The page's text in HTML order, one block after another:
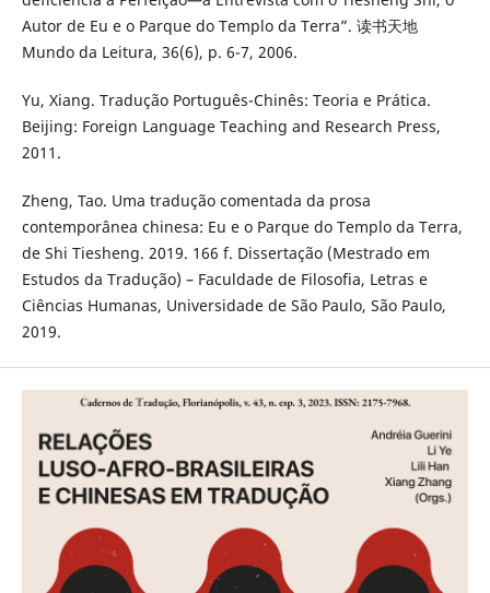
Autor de Eu e o Parque do Templo da Terra”. 读书天地
Mundo da Leitura, 36(6), p. 6-7, 2006.
Yu, Xiang. Tradução Português-Chinês: Teoria e Prática.
Beijing: Foreign Language Teaching and Research Press,
2011.
Zheng, Tao. Uma tradução comentada da prosa
contemporânea chinesa: Eu e o Parque do Templo da Terra,
de Shi Tiesheng. 2019. 166 f. Dissertação (Mestrado em
Estudos da Tradução) – Faculdade de Filosofia, Letras e
Ciências Humanas, Universidade de São Paulo, São Paulo,
2019.